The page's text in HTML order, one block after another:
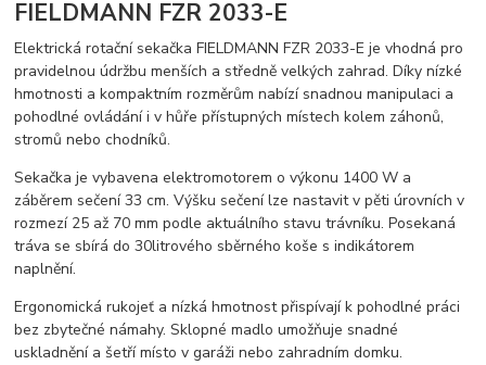
FIELDMANN FZR 2033-E
Elektrická rotační sekačka FIELDMANN FZR 2033-E je vhodná pro
pravidelnou údržbu menších a středně velkých zahrad. Díky nízké
hmotnosti a kompaktním rozměrům nabízí snadnou manipulaci a
pohodlné ovládání i v hůře přístupných místech kolem záhonů,
stromů nebo chodníků.
Sekačka je vybavena elektromotorem o výkonu 1400 W a
záběrem sečení 33 cm. Výšku sečení lze nastavit v pěti úrovních v
rozmezí 25 až 70 mm podle aktuálního stavu trávníku. Posekaná
tráva se sbírá do 30litrového sběrného koše s indikátorem
naplnění.
Ergonomická rukojeť a nízká hmotnost přispívají k pohodlné práci
bez zbytečné námahy. Sklopné madlo umožňuje snadné
uskladnění a šetří místo v garáži nebo zahradním domku.